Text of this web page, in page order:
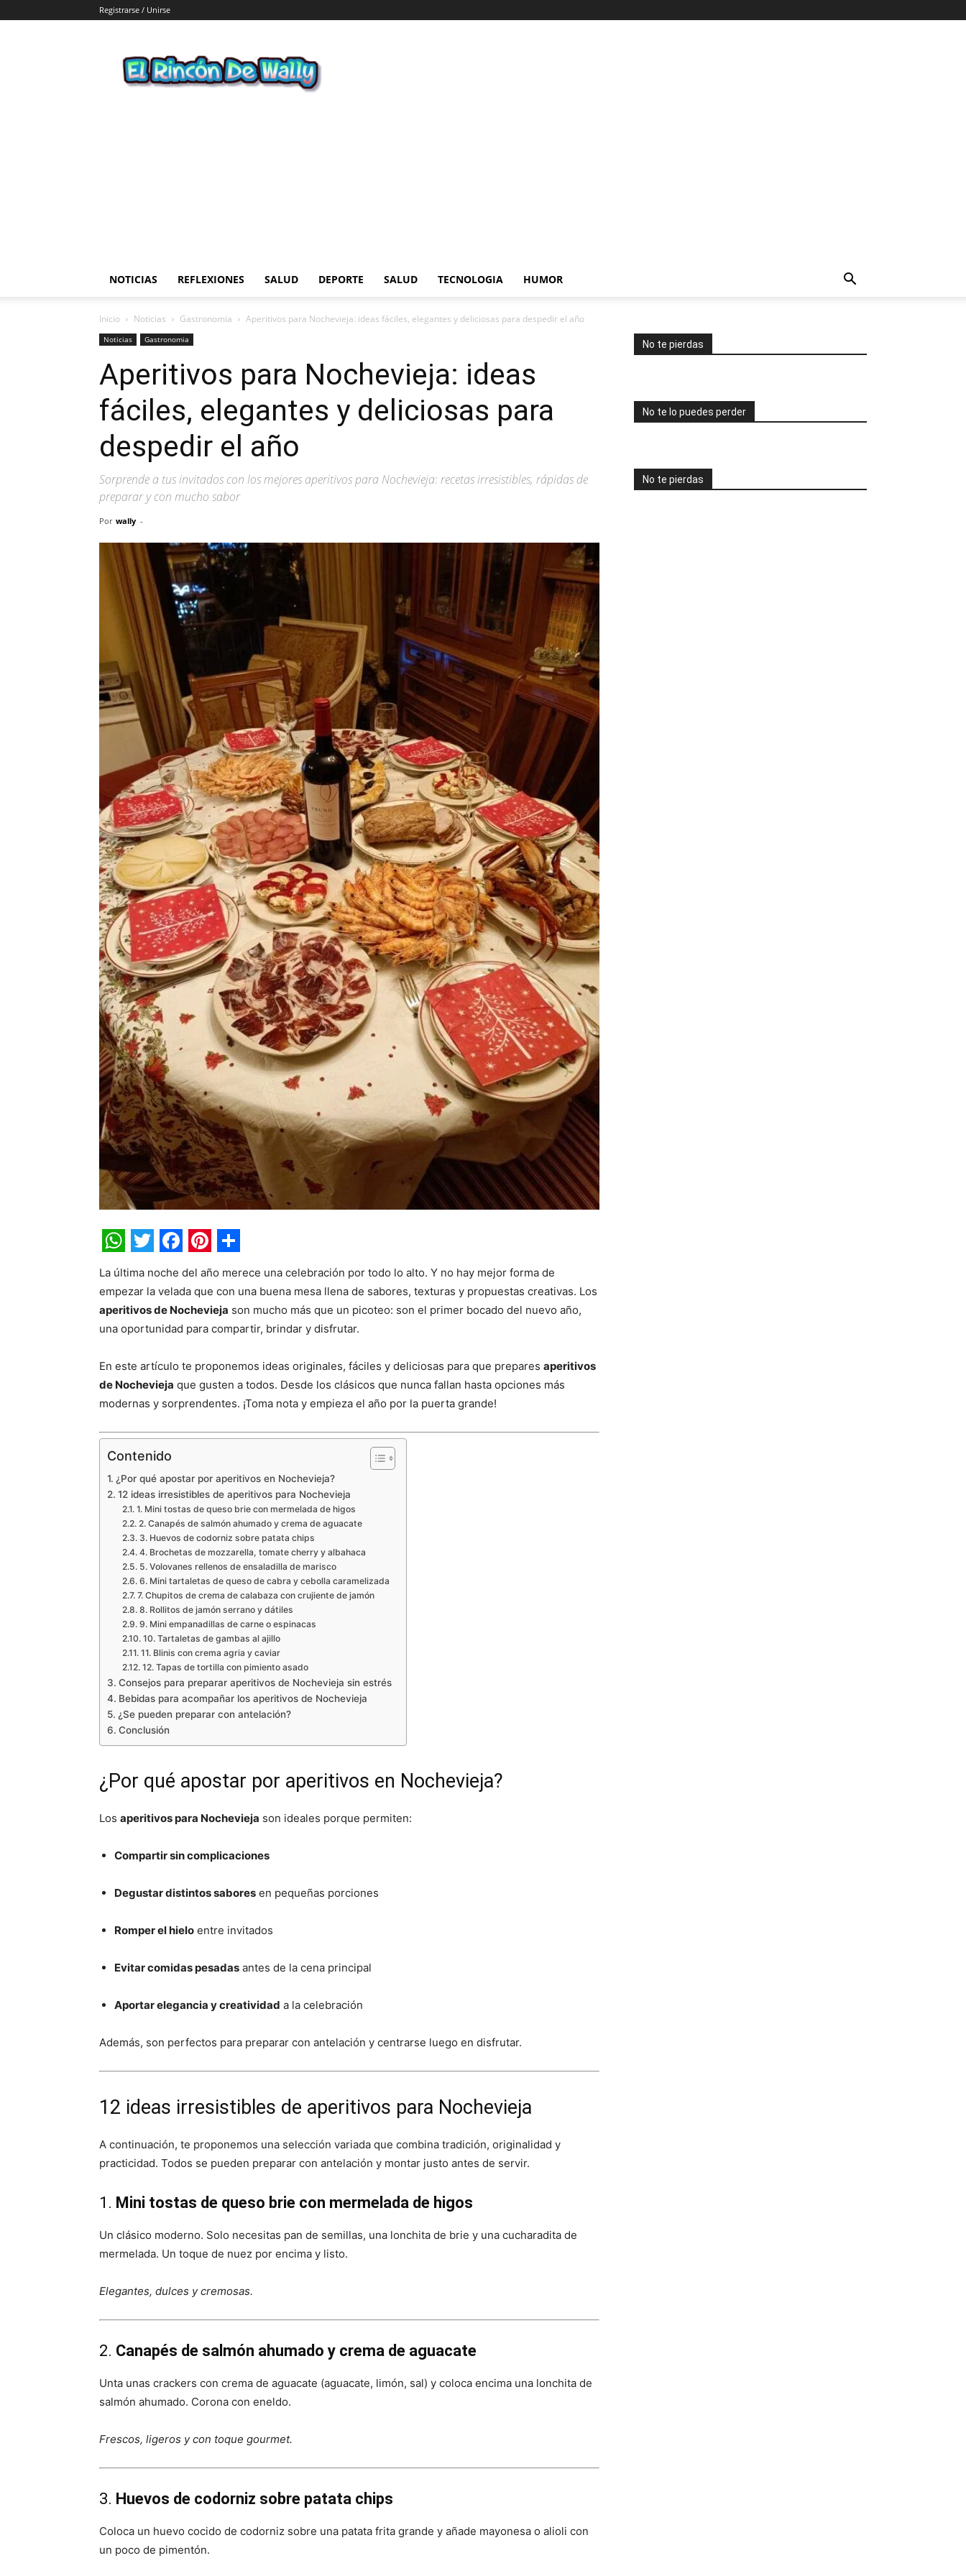
Registrarse / Unirse
Rincon
de
NOTICIAS REFLEXIONES SALUD DEPORTE SALUD TECNOLOGIA HUMOR
Inicio Noticias Gastronomia Aperitivos para Nochevieja: ideas fáciles, elegantes y deliciosas para despedir el año
Noticias Gastronomia
Aperitivos para Nochevieja: ideas
fáciles, elegantes y deliciosas para
despedir el año
Sorprende a tus invitados con los mejores aperitivos para Nochevieja: recetas irresistibles, rápidas de
preparar y con mucho sabor
Por wally -
WhatsApp
Twitter
Facebook
Pinterest
Share
La última noche del año merece una celebración por todo lo alto. Y no hay mejor forma de
empezar la velada que con una buena mesa llena de sabores, texturas y propuestas creativas. Los
aperitivos de Nochevieja son mucho más que un picoteo: son el primer bocado del nuevo año,
una oportunidad para compartir, brindar y disfrutar.
En este artículo te proponemos ideas originales, fáciles y deliciosas para que prepares aperitivos
de Nochevieja que gusten a todos. Desde los clásicos que nunca fallan hasta opciones más
modernas y sorprendentes. ¡Toma nota y empieza el año por la puerta grande!
Contenido
¿Por qué apostar por aperitivos en Nochevieja?
12 ideas irresistibles de aperitivos para Nochevieja
1. Mini tostas de queso brie con mermelada de higos
2. Canapés de salmón ahumado y crema de aguacate
3. Huevos de codorniz sobre patata chips
4. Brochetas de mozzarella, tomate cherry y albahaca
5. Volovanes rellenos de ensaladilla de marisco
6. Mini tartaletas de queso de cabra y cebolla caramelizada
7. Chupitos de crema de calabaza con crujiente de jamón
8. Rollitos de jamón serrano y dátiles
9. Mini empanadillas de carne o espinacas
10. Tartaletas de gambas al ajillo
11. Blinis con crema agria y caviar
12. Tapas de tortilla con pimiento asado
Consejos para preparar aperitivos de Nochevieja sin estrés
Bebidas para acompañar los aperitivos de Nochevieja
¿Se pueden preparar con antelación?
Conclusión
¿Por qué apostar por aperitivos en Nochevieja?
Los aperitivos para Nochevieja son ideales porque permiten:
Compartir sin complicaciones
Degustar distintos sabores en pequeñas porciones
Romper el hielo entre invitados
Evitar comidas pesadas antes de la cena principal
Aportar elegancia y creatividad a la celebración
Además, son perfectos para preparar con antelación y centrarse luego en disfrutar.
12 ideas irresistibles de aperitivos para Nochevieja
A continuación, te proponemos una selección variada que combina tradición, originalidad y
practicidad. Todos se pueden preparar con antelación y montar justo antes de servir.
1. Mini tostas de queso brie con mermelada de higos
Un clásico moderno. Solo necesitas pan de semillas, una lonchita de brie y una cucharadita de
mermelada. Un toque de nuez por encima y listo.
Elegantes, dulces y cremosas.
2. Canapés de salmón ahumado y crema de aguacate
Unta unas crackers con crema de aguacate (aguacate, limón, sal) y coloca encima una lonchita de
salmón ahumado. Corona con eneldo.
Frescos, ligeros y con toque gourmet.
3. Huevos de codorniz sobre patata chips
Coloca un huevo cocido de codorniz sobre una patata frita grande y añade mayonesa o alioli con
un poco de pimentón.
No te pierdas
No te lo puedes perder
No te pierdas